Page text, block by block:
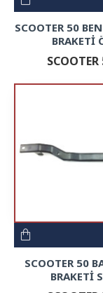
SCOOTER 50
BRAKETİ
SCOOTER
SCOOTER 50
BRAKETİ